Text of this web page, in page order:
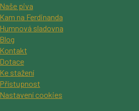
Naše piva
Kam na Ferdinanda
Humnová sladovna
Blog
Kontakt
Dotace
Ke stažení
Přístupnost
Nastavení cookies